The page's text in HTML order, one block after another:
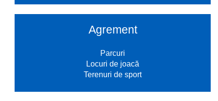
Agrement
Parcuri
Locuri de joacă
Terenuri de sport